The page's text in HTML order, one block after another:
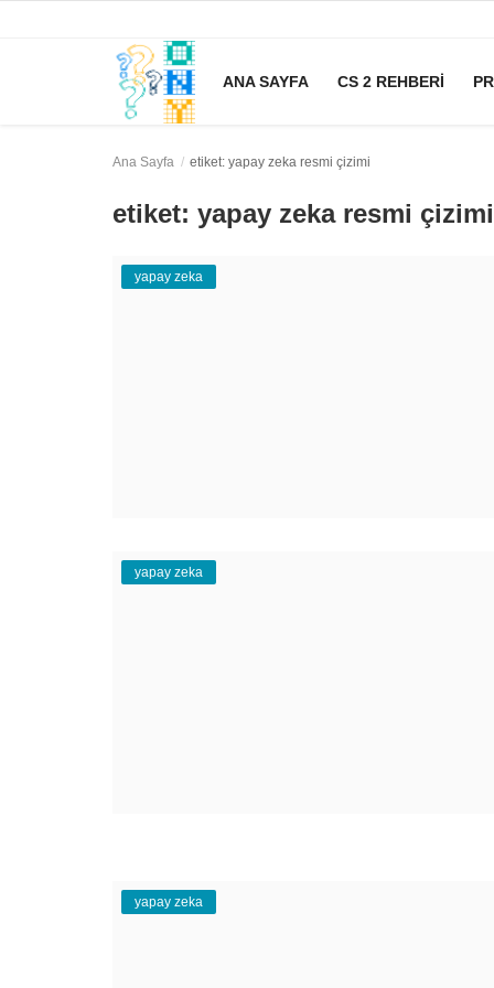
ANA SAYFA CS 2 REHBERI
Ana Sayfa etiket: yapay zeka resmi çizimi
etiket: yapay zeka resmi çizimi
yapay zeka
yapay zeka
yapay zeka